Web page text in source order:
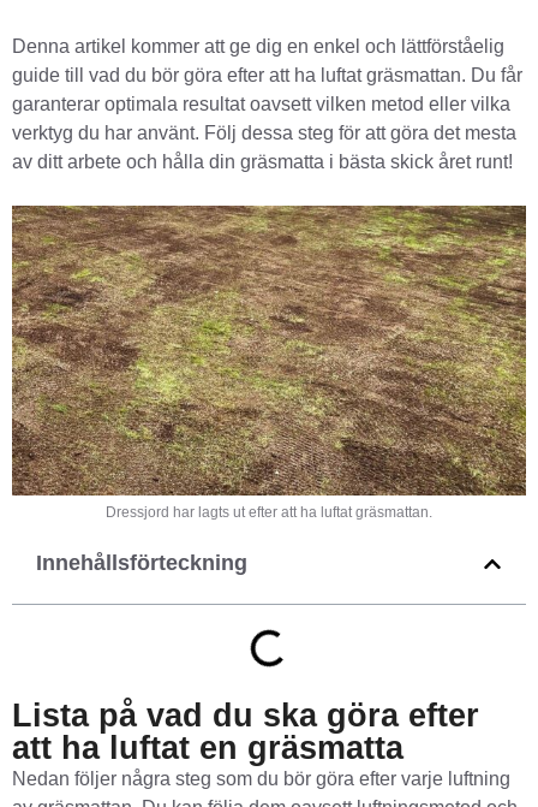
Denna artikel kommer att ge dig en enkel och lättförståelig
guide till vad du bör göra efter att ha luftat gräsmattan. Du får
garanterar optimala resultat oavsett vilken metod eller vilka
verktyg du har använt. Följ dessa steg för att göra det mesta
av ditt arbete och hålla din gräsmatta i bästa skick året runt!
Dressjord har lagts ut efter att ha luftat gräsmattan.
Innehållsförteckning
Lista på vad du ska göra efter
att ha luftat en gräsmatta
Nedan följer några steg som du bör göra efter varje luftning